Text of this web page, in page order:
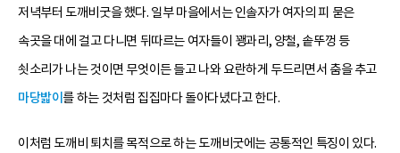
저녁부터 도깨비굿을 했다. 일부 마을에서는 인솔자가 여자의 피 묻은
속곳을 대에 걸고 다니면 뒤따르는 여자들이 꽹과리, 양철, 솥뚜껑 등
쇳소리가 나는 것이면 무엇이든 들고 나와 요란하게 두드리면서 춤을 추고
마당밟이 를 하는 것처럼 집집마다 돌아다녔다고 한다.
이처럼 도깨비 퇴치를 목적으로 하는 도깨비굿에는 공통적인 특징이 있다.